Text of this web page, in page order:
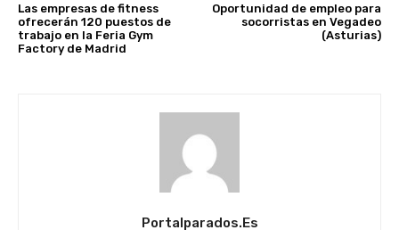
Las empresas de fitness
ofrecerán 120 puestos de
trabajo en la Feria Gym
Factory de Madrid
Oportunidad de empleo para
socorristas en Vegadeo
(Asturias)
Portalparados.es